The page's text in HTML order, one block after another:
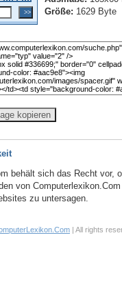
Größe: 1629 Byte
kopieren
behält sich das Recht vor,
von
zu untersagen.
| All rights